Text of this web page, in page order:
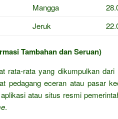
Mangga
Jeruk
Tambahan dan Seruan)
rata-rata yang dikumpulkan dari
pedagang eceran atau pasar
atau situs resmi
.